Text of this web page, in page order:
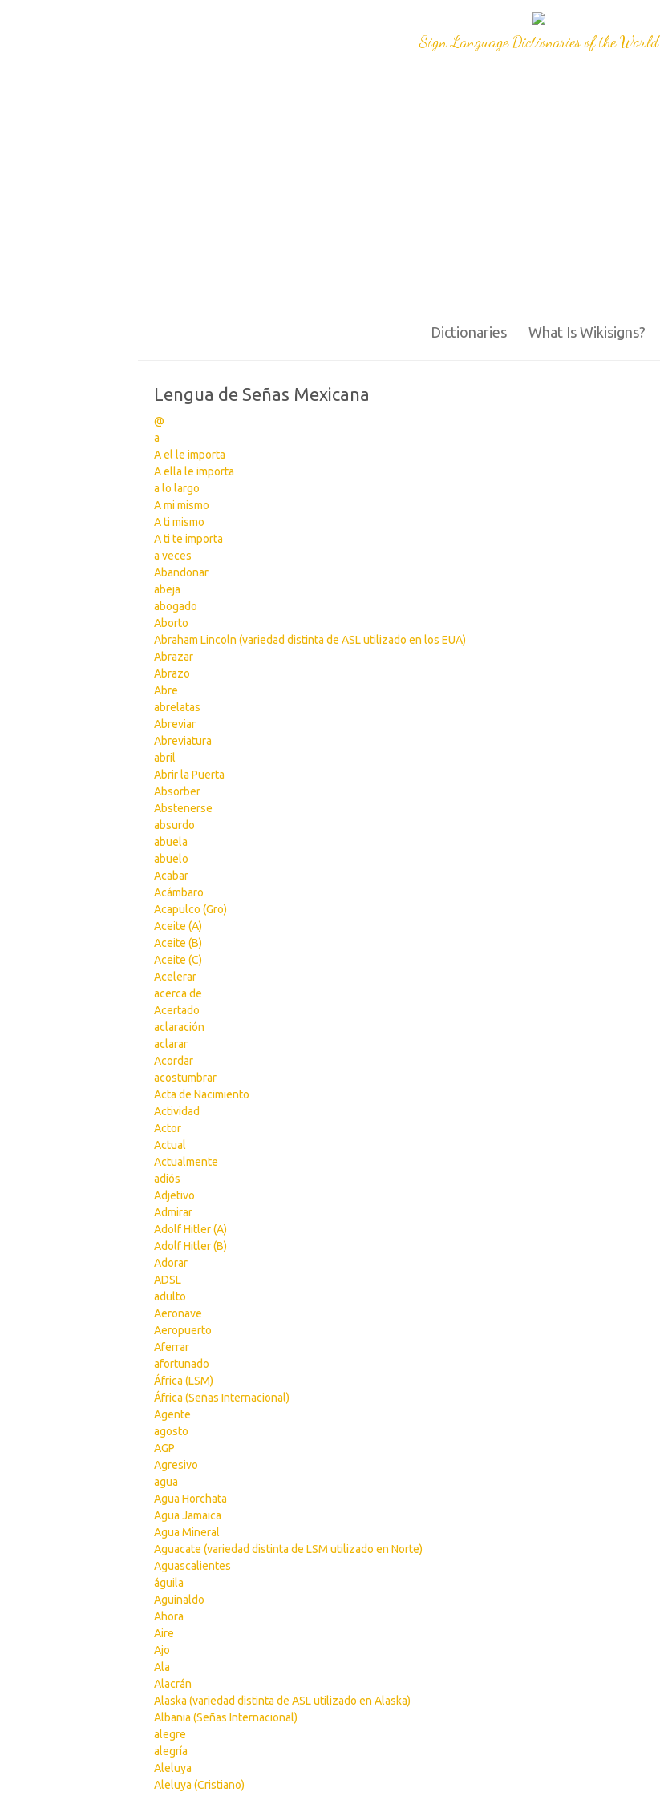
Sign Language Dictionaries of the World
Dictionaries What Is Wikisigns?
Lengua de Señas Mexicana
@
a
A el le importa
A ella le importa
a lo largo
A mi mismo
A ti mismo
A ti te importa
a veces
Abandonar
abeja
abogado
Aborto
Abraham Lincoln (variedad distinta de ASL utilizado en los EUA)
Abrazar
Abrazo
Abre
abrelatas
Abreviar
Abreviatura
abril
Abrir la Puerta
Absorber
Abstenerse
absurdo
abuela
abuelo
Acabar
Acámbaro
Acapulco (Gro)
Aceite (A)
Aceite (B)
Aceite (C)
Acelerar
acerca de
Acertado
aclaración
aclarar
Acordar
acostumbrar
Acta de Nacimiento
Actividad
Actor
Actual
Actualmente
adiós
Adjetivo
Admirar
Adolf Hitler (A)
Adolf Hitler (B)
Adorar
ADSL
adulto
Aeronave
Aeropuerto
Aferrar
afortunado
África (LSM)
África (Señas Internacional)
Agente
agosto
AGP
Agresivo
agua
Agua Horchata
Agua Jamaica
Agua Mineral
Aguacate (variedad distinta de LSM utilizado en Norte)
Aguascalientes
águila
Aguinaldo
Ahora
Aire
Ajo
Ala
Alacrán
Alaska (variedad distinta de ASL utilizado en Alaska)
Albania (Señas Internacional)
alegre
alegría
Aleluya
Aleluya (Cristiano)